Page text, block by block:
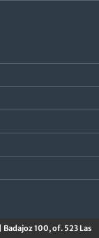
100, of. 523 Las